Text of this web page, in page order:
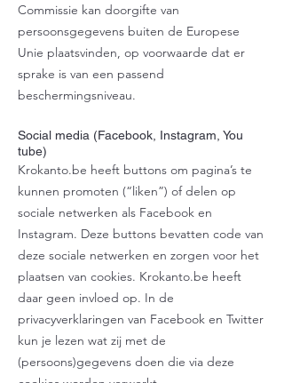
Commissie kan doorgifte van
persoonsgegevens buiten de Europese
Unie plaatsvinden, op voorwaarde dat er
sprake is van een passend
beschermingsniveau.
Social media (Facebook, Instagram, You
tube)
Krokanto.be heeft buttons om pagina’s te
kunnen promoten (“liken”) of delen op
sociale netwerken als Facebook en
Instagram. Deze buttons bevatten code van
deze sociale netwerken en zorgen voor het
plaatsen van cookies. Krokanto.be heeft
daar geen invloed op. In de
privacyverklaringen van Facebook en Twitter
kun je lezen wat zij met de
(persoons)gegevens doen die via deze